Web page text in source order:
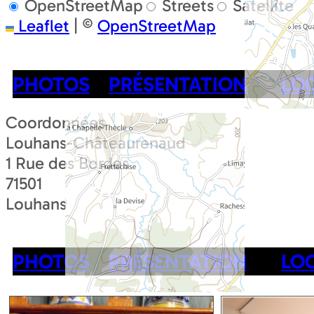
OpenStreetMap Streets
Satellite
Leaflet | © OpenStreetMap
PHOTOS PRÉSENTATION
Coordonnées
Louhans-Châteaurenaud
1 Rue des Bordes
71501
Louhans
PHOTOS PRÉSENTATION